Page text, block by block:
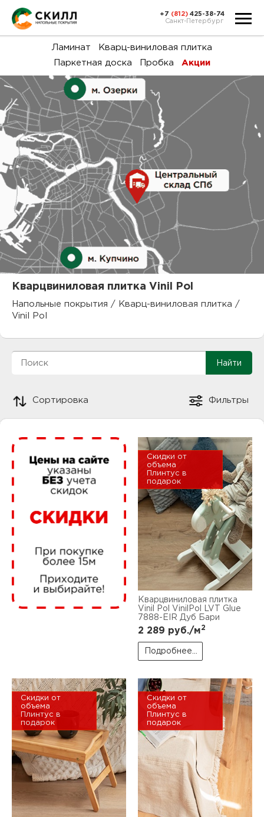
и
с
+7 (812) 425-38-74
Санкт-Петербург
Ламинат
Кварц-виниловая плитка
Паркетная доска
Пробка Акции
Кварцвиниловая плитка Vinil Pol
Напольные покрытия / Кварц-виниловая плитка /
Vinil Pol
Сортировка Фильтры
Скидки от
объема
Плинтус в
подарок
Кварцвиниловая плитка
Vinil Pol VinilPol LVT Glue
7888-EIR Дуб Бари
2 289 руб./м2
Подробнее...
Скидки от
объема
Плинтус в
подарок
Скидки от
объема
Плинтус в
подарок